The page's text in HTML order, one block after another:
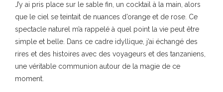
J’y ai pris place sur le sable fin, un cocktail à la main, alors
que le ciel se teintait de nuances d’orange et de rose. Ce
spectacle naturel m’a rappelé à quel point la vie peut être
simple et belle. Dans ce cadre idyllique, j’ai échangé des
rires et des histoires avec des voyageurs et des tanzaniens,
une véritable communion autour de la magie de ce
moment.